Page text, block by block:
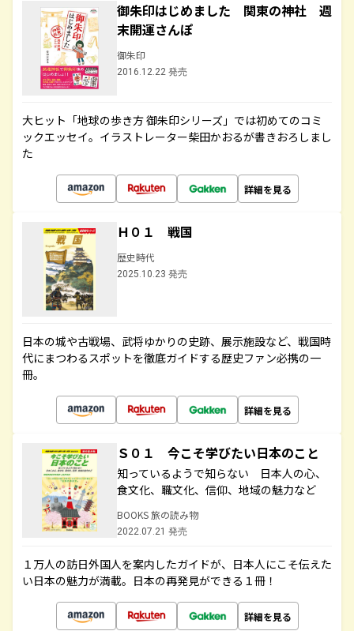
御朱印はじめました 関東の神社 週
末開運さんぽ
御朱印
2016.12.22 発売
大ヒット「地球の歩き方 御朱印シリーズ」では初めてのコミ
ックエッセイ。イラストレーター柴田かおるが書きおろしまし
た
詳細を見る
Ｈ０１ 戦国
歴史時代
2025.10.23 発売
日本の城や古戦場、武将ゆかりの史跡、展示施設など、戦国時
代にまつわるスポットを徹底ガイドする歴史ファン必携の一
冊。
詳細を見る
Ｓ０１ 今こそ学びたい日本のこと
知っているようで知らない 日本人の心、
食文化、職文化、信仰、地域の魅力など
BOOKS 旅の読み物
2022.07.21 発売
１万人の訪日外国人を案内したガイドが、日本人にこそ伝えた
い日本の魅力が満載。日本の再発見ができる１冊！
詳細を見る